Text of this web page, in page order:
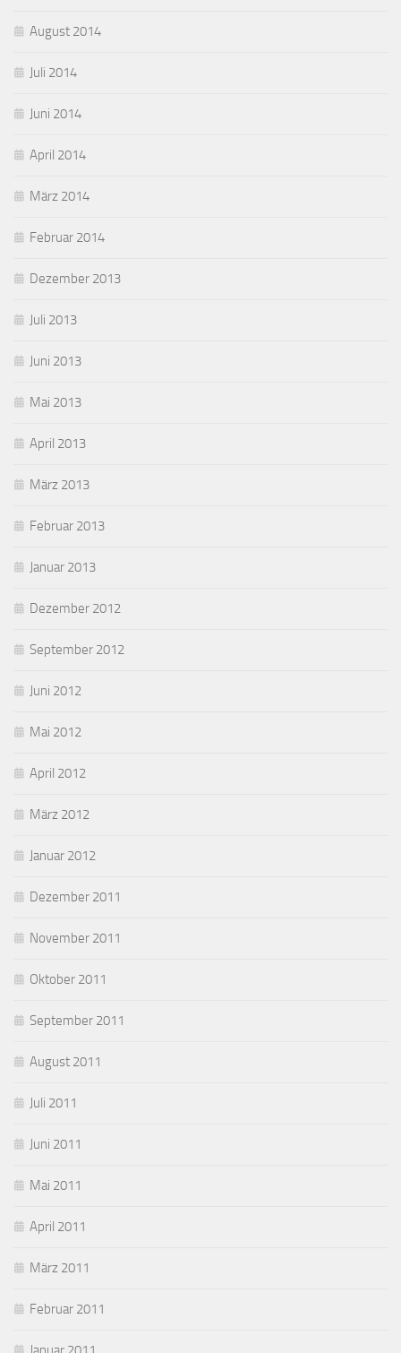
August 2014
Juli 2014
Juni 2014
April 2014
März 2014
Februar 2014
Dezember 2013
Juli 2013
Juni 2013
Mai 2013
April 2013
März 2013
Februar 2013
Januar 2013
Dezember 2012
September 2012
Juni 2012
Mai 2012
April 2012
März 2012
Januar 2012
Dezember 2011
November 2011
Oktober 2011
September 2011
August 2011
Juli 2011
Juni 2011
Mai 2011
April 2011
März 2011
Februar 2011